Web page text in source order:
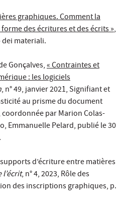
graphiques. Comment la
des écritures et des écrits »,
dei materiali.
Gonçalves,« Contraintes et
: les logiciels
, n° 49, janvier 2021, Signifiant et
au prisme du document
par Marion Colas-
Emmanuelle Pelard, publié le 30
supports d’écriture entre matières
, n° 4, 2023, Rôle des
des inscriptions graphiques, p.